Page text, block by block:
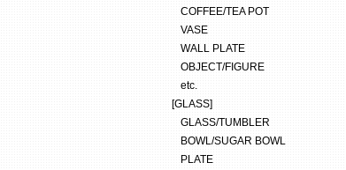
COFFEE/TEA POT
VASE
WALL PLATE
OBJECT/FIGURE
etc.
[GLASS]
GLASS/TUMBLER
BOWL/SUGAR BOWL
PLATE